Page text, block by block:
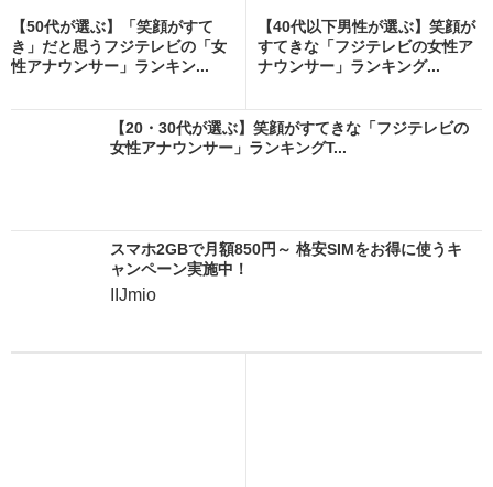
【50代が選ぶ】「笑顔がすて
き」だと思うフジテレビの「女
性アナウンサー」ランキン...
【40代以下男性が選ぶ】笑顔が
すてきな「フジテレビの女性ア
ナウンサー」ランキング...
【20・30代が選ぶ】笑顔がすてきな「フジテレビの
女性アナウンサー」ランキングT...
スマホ2GBで月額850円～ 格安SIMをお得に使うキ
ャンペーン実施中！
IIJmio